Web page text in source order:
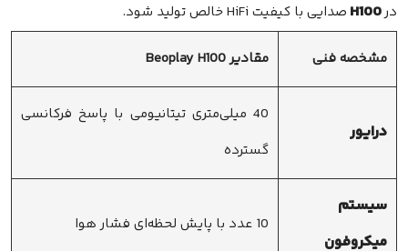
درH100صدایی با کیفیت HiFi خالص تولید شود.
مشخصه فنی مقادیر Beoplay H100
درایور
40 میلی‌متری تیتانیومی با پاسخ فرکانسی
گسترده
سیستم
میکروفون
10 عدد با پایش لحظه‌ای فشار هوا